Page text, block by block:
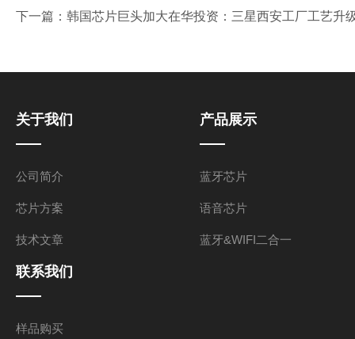
下一篇： 韩国芯片巨头加大在华投资：三星西安工厂工艺
关于我们
公司简介
芯片方案
技术文章
产品展示
蓝牙芯片
语音芯片
蓝牙&WIFI二合一
联系我们
样品购买